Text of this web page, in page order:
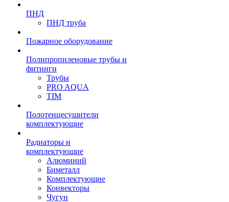
ПНД
ПНД труба
Пожарное оборудование
Полипропиленовые трубы и
фитинги
Трубы
PRO AQUA
TIM
Полотенцесушители
комплектующие
Радиаторы и
комплектующие
Алюминий
Биметалл
Комплектующие
Конвекторы
Чугун